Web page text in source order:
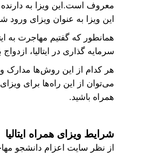
معروف است.این ویزا به دارنده
این ویزا به عنوان ویزای ورود
همانطور که گفتیم مهاجرت به
سرمایه گذاری در ایتالیا،
هر کدام از این روش‌ها مدارک
می‌توان از این راه‌ها برای ویزای
همراه باشید.
شرایط ویزای همراه ایتالیا
از نظر سایت اعزام دانشجو